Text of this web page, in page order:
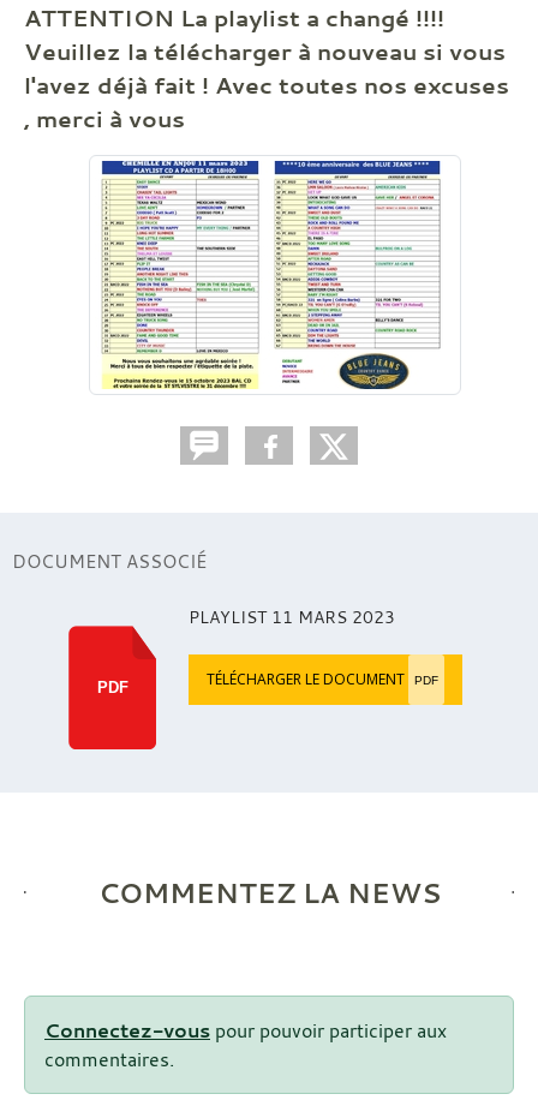
ATTENTION La playlist a changé !!!!
Veuillez la télécharger à nouveau si vous
l'avez déjà fait ! Avec toutes nos excuses
, merci à vous
DOCUMENT ASSOCIÉ
PDF
PLAYLIST 11 MARS 2023
TÉLÉCHARGER LE DOCUMENT PDF
COMMENTEZ LA NEWS
Connectez-vous pour pouvoir participer aux
commentaires.